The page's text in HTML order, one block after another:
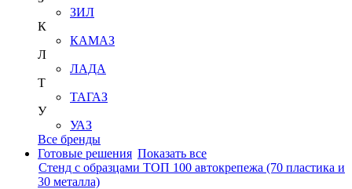
ЗИЛ
К
КАМАЗ
Л
ЛАДА
Т
ТАГАЗ
У
УАЗ
Все бренды
Готовые решения Показать все
Стенд с образцами ТОП 100 автокрепежа (70 пластика и
30 металла)